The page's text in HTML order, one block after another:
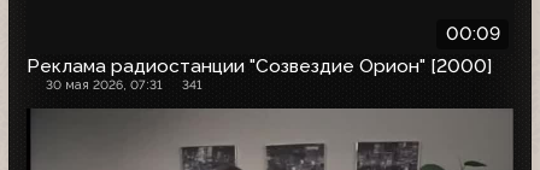
00:09
Реклама радиостанции "Созвездие Орион" [2000]
30 мая 2026, 07:31 341